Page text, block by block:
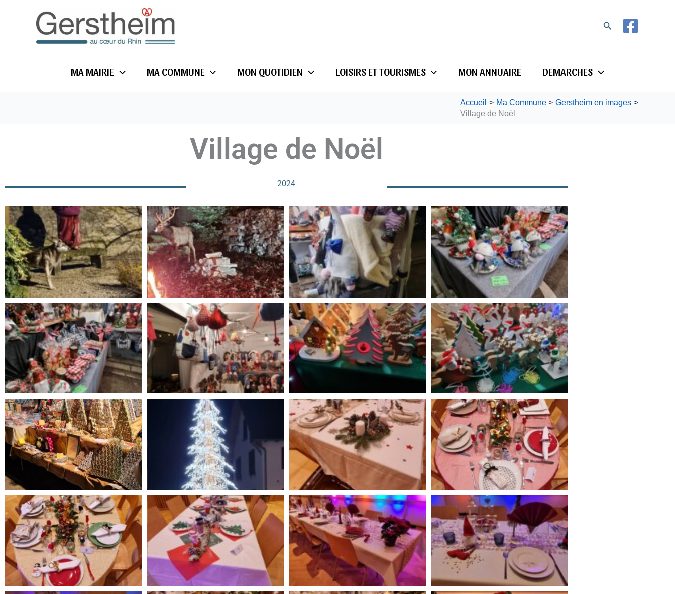
Rechercher
MA MAIRIE MA COMMUNE MON QUOTIDIEN LOISIRS ET TOURISMES MON ANNUAIRE DEMARCHES
Accueil Ma Commune
Gerstheim en images
Village de Noël
Village de Noël
2024